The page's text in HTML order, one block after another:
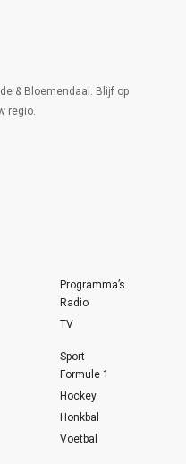
& Bloemendaal. Blijf op
regio.
Programma’s
Radio
TV
Sport
Formule 1
Hockey
Honkbal
Voetbal